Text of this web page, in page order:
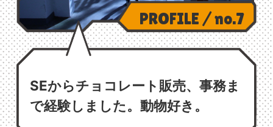
PROFILE / no.7
SEからチョコレート販売、事務ま
で経験しました。動物好き。